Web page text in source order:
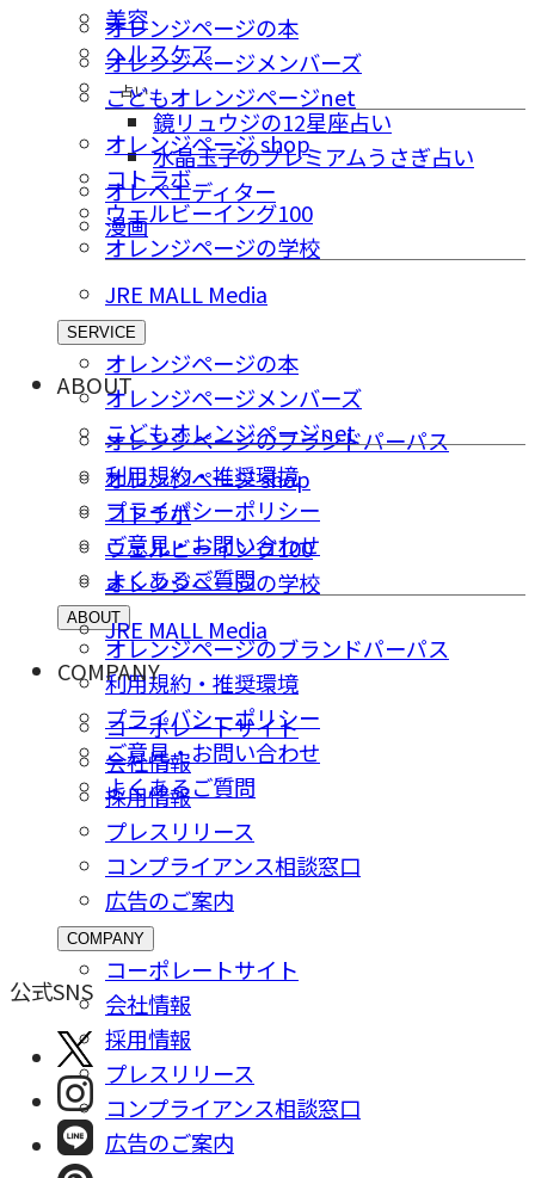
美容
ヘルスケア
占い
鏡リュウジの12星座占い
水晶玉子のプレミアムうさぎ占い
オレペエディター
漫画
オレンジページの本
オレンジページメンバーズ
こどもオレンジページnet
オレンジページ shop
コトラボ
ウェルビーイング100
オレンジページの学校
JRE MALL Media
SERVICE
オレンジページの本
オレンジページメンバーズ
こどもオレンジページnet
オレンジページ shop
コトラボ
ウェルビーイング100
オレンジページの学校
JRE MALL Media
ABOUT
オレンジページのブランドパーパス
利用規約・推奨環境
プライバシーポリシー
ご意⾒・お問い合わせ
よくあるご質問
ABOUT
オレンジページのブランドパーパス
利用規約・推奨環境
プライバシーポリシー
ご意⾒・お問い合わせ
よくあるご質問
COMPANY
コーポレートサイト
会社情報
採⽤情報
プレスリリース
コンプライアンス相談窓⼝
広告のご案内
COMPANY
コーポレートサイト
会社情報
採⽤情報
プレスリリース
コンプライアンス相談窓⼝
広告のご案内
公式SNS